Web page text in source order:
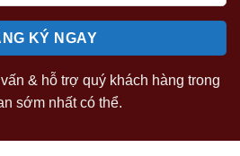
& hỗ trợ quý khách hàng trong
sớm nhất có thể.